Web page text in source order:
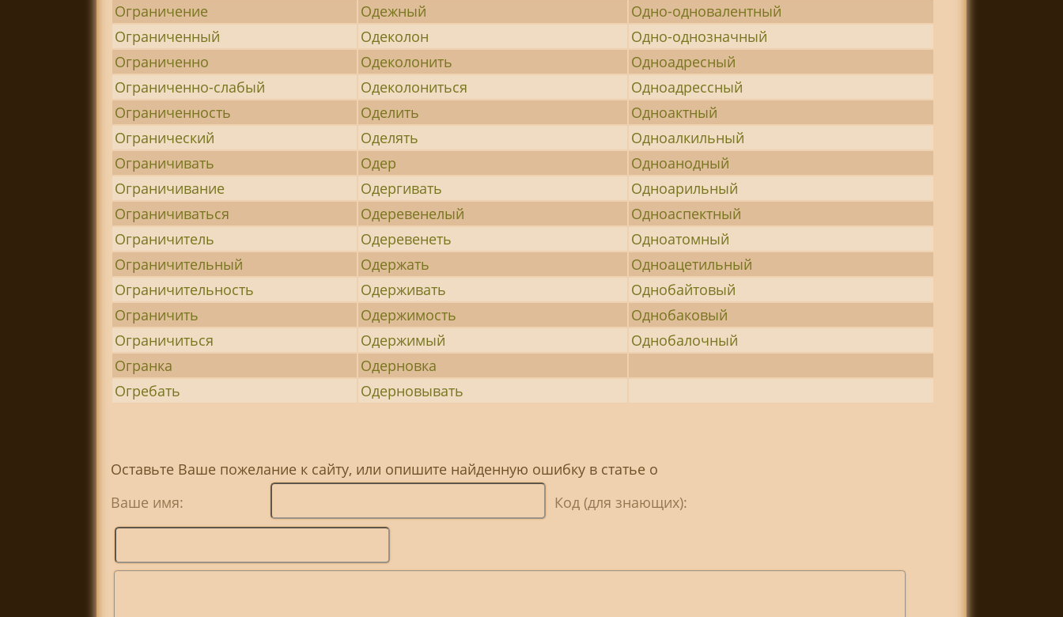
Ограничение
Одежный
Одно-одновалентный
Ограниченный
Одеколон
Одно-однозначный
Ограниченно
Одеколонить
Одноадресный
Ограниченно-слабый
Одеколониться
Одноадрессный
Ограниченность
Оделить
Одноактный
Огранический
Оделять
Одноалкильный
Ограничивать
Одер
Одноанодный
Ограничивание
Одергивать
Одноарильный
Ограничиваться
Одеревенелый
Одноаспектный
Ограничитель
Одеревенеть
Одноатомный
Ограничительный
Одержать
Одноацетильный
Ограничительность
Одерживать
Однобайтовый
Ограничить
Одержимость
Однобаковый
Ограничиться
Одержимый
Однобалочный
Огранка
Одерновка
Огребать
Одерновывать
Оставьте Ваше пожелание к сайту, или опишите найденную ошибку в статье о
Ваше имя:
Код (для знающих):